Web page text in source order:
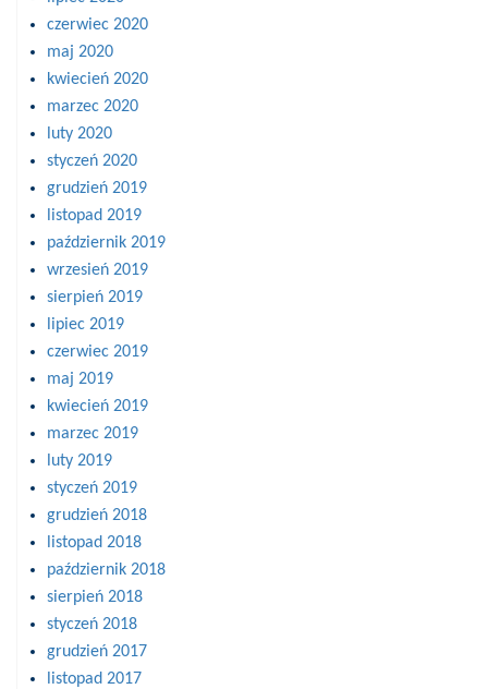
czerwiec 2020
maj 2020
kwiecień 2020
marzec 2020
luty 2020
styczeń 2020
grudzień 2019
listopad 2019
październik 2019
wrzesień 2019
sierpień 2019
lipiec 2019
czerwiec 2019
maj 2019
kwiecień 2019
marzec 2019
luty 2019
styczeń 2019
grudzień 2018
listopad 2018
październik 2018
sierpień 2018
styczeń 2018
grudzień 2017
listopad 2017